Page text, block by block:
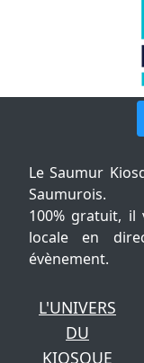
Le Saumur
Saumurois.
100% gratuit, il
locale en
évènement.
L'UNIVERS
DU
KIOSQUE